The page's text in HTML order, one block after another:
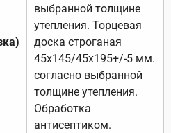
выбранной толщине
утепления. Торцевая
доска строганая
45х145/45х195+/-5 мм.
согласно выбранной
толщине утепления.
Обработка
антисептиком.